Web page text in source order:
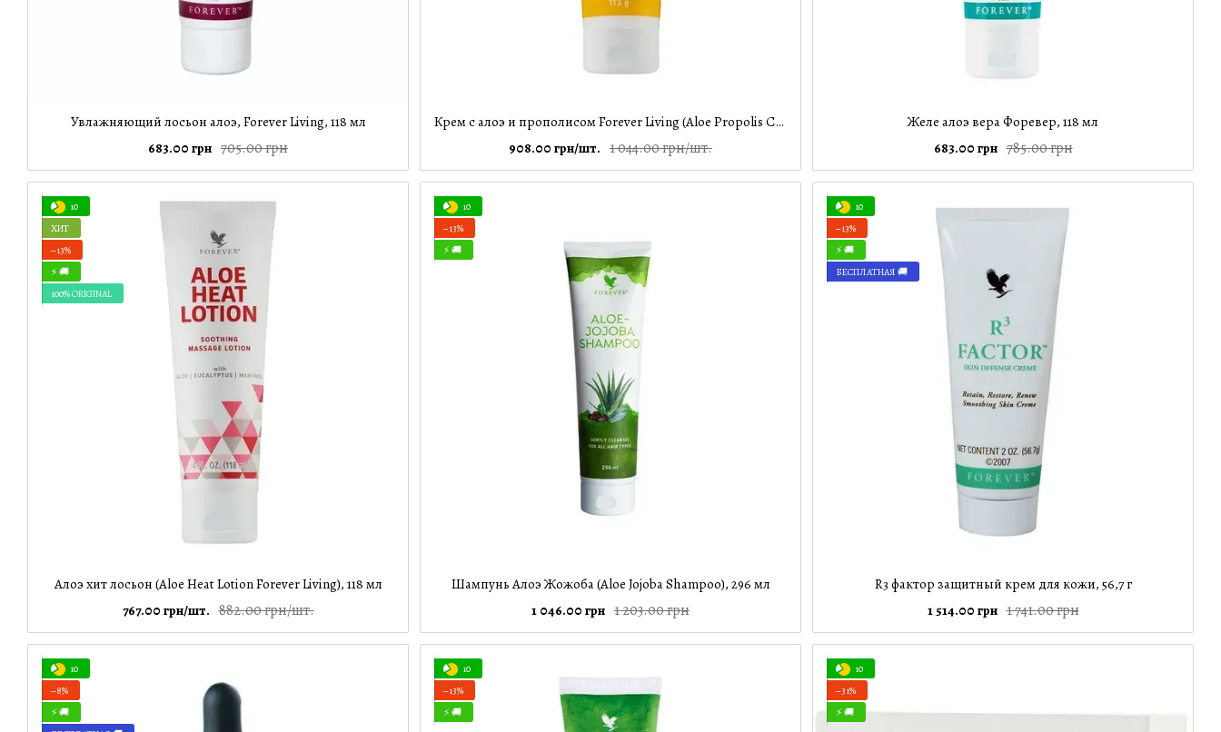
Увлажняющий лосьон алоэ, Forever Living, 118 мл
705.00 грн
683.00 грн
Крем с алоэ и прополисом Forever Living (Aloe Propolis Creme) 113 г
1 044.00 грн/шт.
908.00 грн/шт.
Желе алоэ вера Форевер, 118 мл
785.00 грн
683.00 грн
10
ХИТ
−13%
⚡ 🚚
100% ORIGINAL
Алоэ хит лосьон (Aloe Heat Lotion Forever Living), 118 мл
882.00 грн/шт.
767.00 грн/шт.
10
−13%
⚡ 🚚
Шампунь Алоэ Жожоба (Aloe Jojoba Shampoo), 296 мл
1 203.00 грн
1 046.00 грн
10
−13%
⚡ 🚚
БЕСПЛАТНАЯ 🚚
R3 фактор защитный крем для кожи, 56,7 г
1 741.00 грн
1 514.00 грн
10
−8%
⚡ 🚚
10
−13%
⚡ 🚚
10
−31%
⚡ 🚚